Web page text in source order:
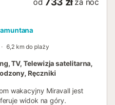
6,2 km do plaży
TV, Telewizja satelitarna,
Ręczniki
wakacyjny Miravall jest
widok na góry.